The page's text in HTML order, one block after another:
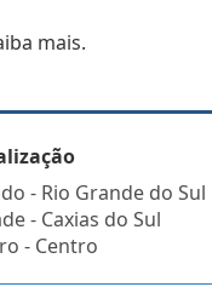
mais.
- Rio Grande do Sul
- Caxias do Sul
- Centro